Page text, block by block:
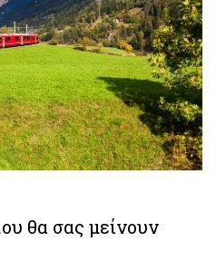
θα σας μείνουν